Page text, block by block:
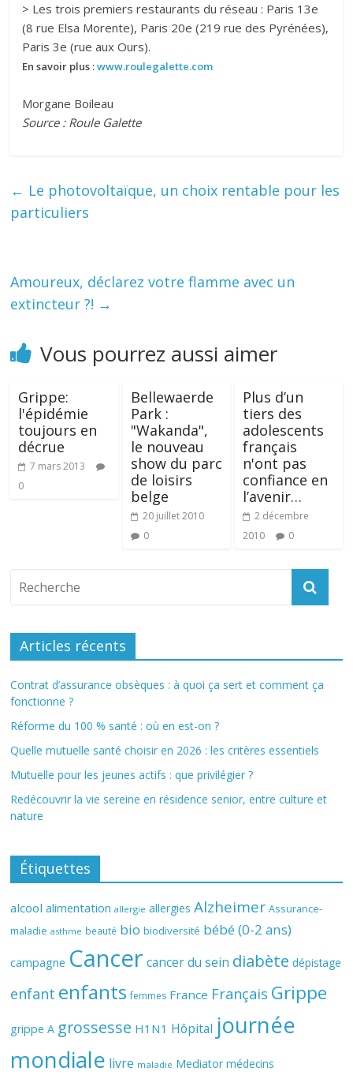
> Les trois premiers restaurants du réseau : Paris 13e
(8 rue Elsa Morente), Paris 20e (219 rue des Pyrénées),
Paris 3e (rue aux Ours).
En savoir plus :www.roulegalette.com
Morgane Boileau
Source : Roule Galette
← Le photovoltaïque, un choix rentable pour les
particuliers
Amoureux, déclarez votre flamme avec un
extincteur ?! →
Vous pourrez aussi aimer
Grippe:
l'épidémie
toujours en
décrue
7 mars 2013
0
Bellewaerde
Park :
"Wakanda",
le nouveau
show du parc
de loisirs
belge
20 juillet 2010
0
Plus d’un
tiers des
adolescents
français
n'ont pas
confiance en
l’avenir…
2 décembre
2010
0
Articles récents
Contrat d’assurance obsèques : à quoi ça sert et comment ça
fonctionne ?
Réforme du 100 % santé : où en est-on ?
Quelle mutuelle santé choisir en 2026 : les critères essentiels
Mutuelle pour les jeunes actifs : que privilégier ?
Redécouvrir la vie sereine en résidence senior, entre culture et
nature
Étiquettes
alcool alimentation allergie allergies Alzheimer Assurance-
maladie asthme beauté bio biodiversité bébé (0-2 ans)
campagne Cancer cancer du sein diabète dépistage
enfant enfants femmes France Français Grippe
grippe A grossesse H1N1 Hôpital journée
mondiale livre maladie Mediator médecins